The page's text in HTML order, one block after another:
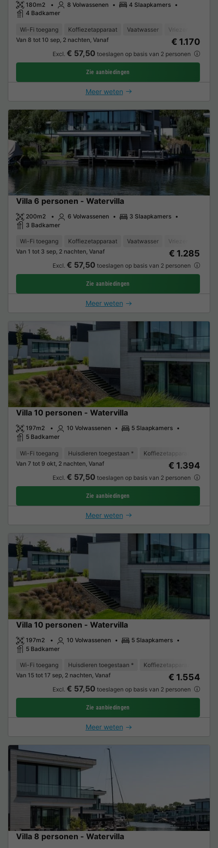
180m2 8 Volwassenen
4 Slaapkamers
4 Badkamer
Wi-Fi toegang Koffiezetapparaat Vaatwasser Vriezer
Van 8 tot 10 sep, 2 nachten, Vanaf
€ 1.170
Excl. € 57,50 toeslagen op basis van 2 personen
Zie aanbiedingen
Meer weten
Villa 6 personen - Watervilla
200m2 6 Volwassenen
3 Slaapkamers
3 Badkamer
Wi-Fi toegang Koffiezetapparaat Vaatwasser Vriezer
Van 1 tot 3 sep, 2 nachten, Vanaf
€ 1.285
Excl. € 57,50 toeslagen op basis van 2 personen
Zie aanbiedingen
Meer weten
Villa 10 personen - Watervilla
197m2 10 Volwassenen
5 Slaapkamers
5 Badkamer
Wi-Fi toegang Huisdieren toegestaan * Koffiezetapparaat
Van 7 tot 9 okt, 2 nachten, Vanaf
€ 1.394
Excl. € 57,50 toeslagen op basis van 2 personen
Zie aanbiedingen
Meer weten
Villa 10 personen - Watervilla
197m2 10 Volwassenen
5 Slaapkamers
5 Badkamer
Wi-Fi toegang Huisdieren toegestaan * Koffiezetapparaat
Van 15 tot 17 sep, 2 nachten, Vanaf
€ 1.554
Excl. € 57,50 toeslagen op basis van 2 personen
Zie aanbiedingen
Meer weten
Villa 8 personen - Watervilla